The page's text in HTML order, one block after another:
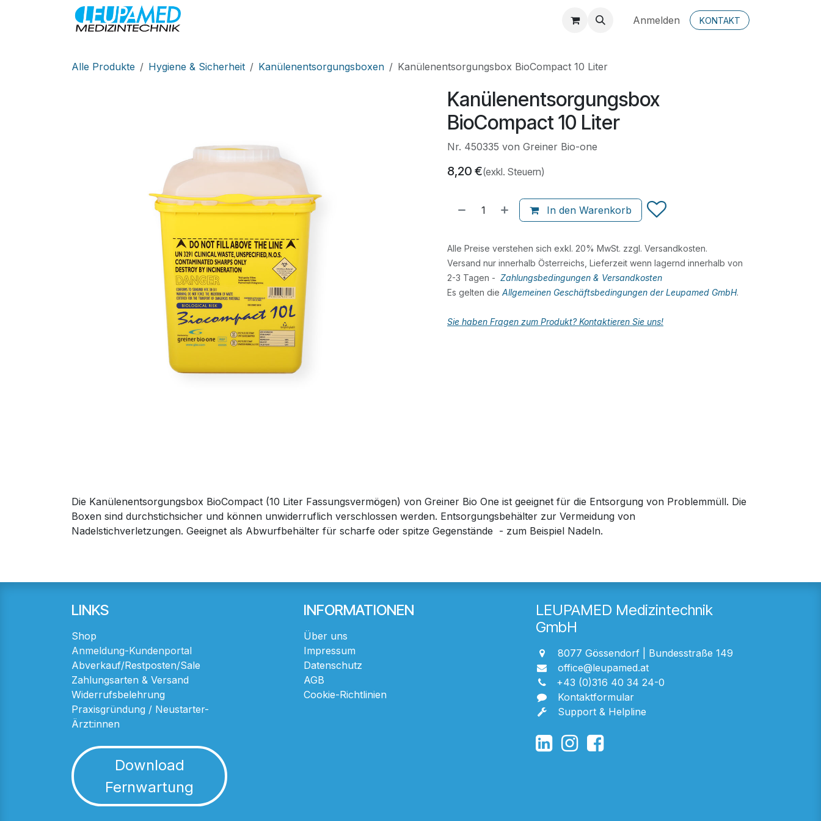
Zum Inhalt springen
Anmelden KONTAKT
Alle Produkte Hygiene & Sicherheit Kanülenentsorgungsboxen Kanülenentsorgungsbox BioCompact 10 Liter
Kanülenentsorgungsbox
BioCompact 10 Liter
Nr. 450335 von Greiner Bio-one
8,20 €(exkl. Steuern)
In den Warenkorb
Alle Preise verstehen sich exkl. 20% MwSt. zzgl. Versandkosten.
Versand nur innerhalb Österreichs, Lieferzeit wenn lagernd innerhalb von
2-3 Tagen - Zahlungsbedingungen & Versandkosten
Es gelten die Allgemeinen Geschäftsbedingungen der Leupamed GmbH.
Sie haben Fragen zum Produkt? Kontaktieren Sie uns!
Die Kanülenentsorgungsbox BioCompact (10 Liter Fassungsvermögen) von Greiner Bio One ist geeignet für die Entsorgung von Problemmüll. Die
Boxen sind durchstichsicher und können unwiderruflich verschlossen werden. Entsorgungsbehälter zur Vermeidung von
Nadelstichverletzungen. Geeignet als Abwurfbehälter für scharfe oder spitze Gegenstände - zum Beispiel Nadeln.
LINKS
Shop
Anmeldung-Kundenportal
Abverkauf/Restposten/Sale
Zahlungsarten & Versand
Widerrufsbelehrung
Praxisgründung / Neustarter-
Ärzt:innen
Download
Fernwartung
INFORMATIONEN
Über uns
Impressum
Datenschutz
AGB
Cookie-Richtlinien
LEUPAMED Medizintechnik
GmbH
8077 Gössendorf | Bundesstraße 149
office@leupamed.at
+43 (0)316 40 34 24-0
Kontaktformular
Support & Helpline